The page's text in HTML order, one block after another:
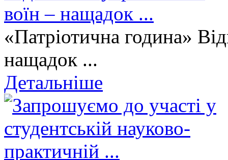
«Патріотична година»
нащадок ...
Детальніше